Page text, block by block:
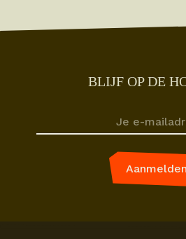
BLIJF OP DE